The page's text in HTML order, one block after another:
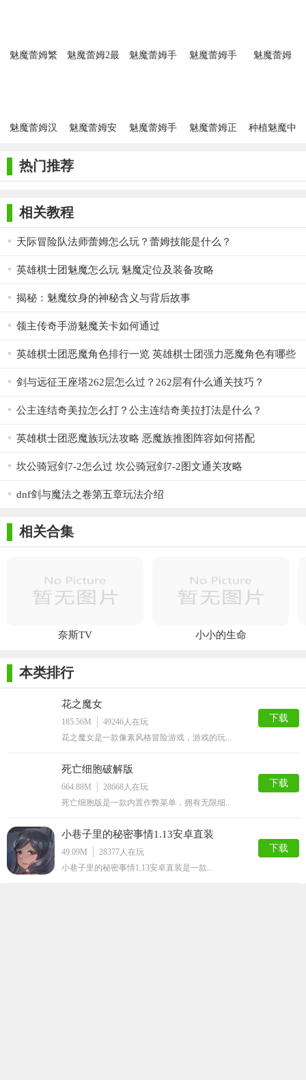
魅魔蕾姆繁
魅魔蕾姆2最
魅魔蕾姆手
魅魔蕾姆手
魅魔蕾姆
魅魔蕾姆汉
魅魔蕾姆安
魅魔蕾姆手
魅魔蕾姆正
种植魅魔中
热门推荐
相关教程
天际冒险队法师蕾姆怎么玩？蕾姆技能是什么？
英雄棋士团魅魔怎么玩 魅魔定位及装备攻略
揭秘：魅魔纹身的神秘含义与背后故事
领主传奇手游魅魔关卡如何通过
英雄棋士团恶魔角色排行一览 英雄棋士团强力恶魔角色有哪些
剑与远征王座塔262层怎么过？262层有什么通关技巧？
公主连结奇美拉怎么打？公主连结奇美拉打法是什么？
英雄棋士团恶魔族玩法攻略 恶魔族推图阵容如何搭配
坎公骑冠剑7-2怎么过 坎公骑冠剑7-2图文通关攻略
dnf剑与魔法之卷第五章玩法介绍
相关合集
奈斯TV 小小的生命
本类排行
花之魔女
185.56M 49246人在玩
花之魔女是一款像素风格冒险游戏，游戏的玩...
下载
死亡细胞破解版
664.88M 28668人在玩
死亡细胞版是一款内置作弊菜单，拥有无限细...
下载
小巷子里的秘密事情1.13安卓直装
49.09M 28377人在玩
小巷子里的秘密事情1.13安卓直装是一款...
下载